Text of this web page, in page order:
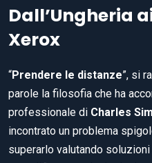
Dall’Ungheria
Xerox
“Prendere le distanze”, si
parole la filosofia che ha
professionale di Charles
incontrato un problema
superarlo valutando